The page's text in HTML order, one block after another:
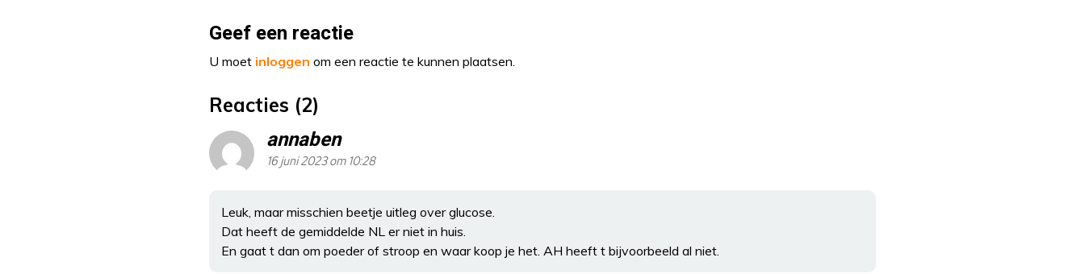
Geef een reactie
U moet inloggen om een reactie te kunnen plaatsen.
Reacties (2)
annaben
16 juni 2023 om 10:28
Leuk, maar misschien beetje uitleg over glucose.
Dat heeft de gemiddelde NL er niet in huis.
En gaat t dan om poeder of stroop en waar koop je het. AH heeft t bijvoorbeeld al niet.